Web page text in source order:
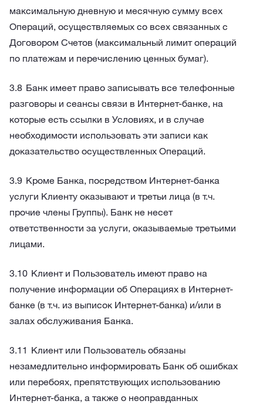
максимальную дневную и месячную сумму всех
Операций, осуществляемых со всех связанных с
Договором Счетов (максимальный лимит операций
по платежам и перечислению ценных бумаг).
Банк имеет право записывать все телефонные
разговоры и сеансы связи в Интернет-банке, на
которые есть ссылки в Условиях, и в случае
необходимости использовать эти записи как
доказательство осуществленных Операций.
Кроме Банка, посредством Интернет-банка
услуги Клиенту оказывают и третьи лица (в т.ч.
прочие члены Группы). Банк не несет
ответственности за услуги, оказываемые третьими
лицами.
Клиент и Пользователь имеют право на
получение информации об Операциях в Интернет-
банке (в т.ч. из выписок Интернет-банка) и/или в
залах обслуживания Банка.
Клиент или Пользователь обязаны
незамедлительно информировать Банк об ошибках
или перебоях, препятствующих использованию
Интернет-банка, а также о неоправданных